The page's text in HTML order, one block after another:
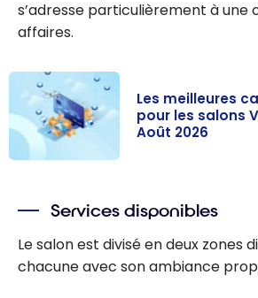
s’adresse particulièrement à une
affaires.
crédit pour les
salons VIP
d’aéroport -
Les meilleures
pour les salons
Août 2026
Services disponibles
Le salon est divisé en deux zones
chacune avec son ambiance